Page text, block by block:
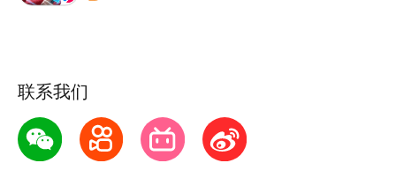
联系我们